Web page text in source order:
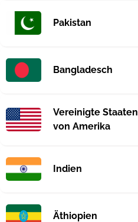
Pakistan
Bangladesch
Vereinigte Staaten
von Amerika
Indien
Äthiopien